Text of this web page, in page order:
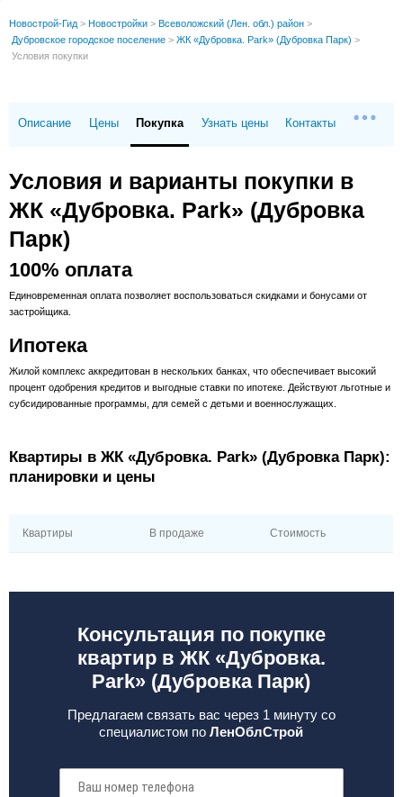
Новострой-Гид > Новостройки > Всеволожский (Лен. обл.) район >
Дубровское городское поселение > ЖК «Дубровка. Park» (Дубровка Парк) >
Условия покупки
Описание Цены Покупка Узнать цены Контакты
Условия и варианты покупки в
ЖК «Дубровка. Park» (Дубровка
Парк)
100% оплата
Единовременная оплата позволяет воспользоваться скидками и бонусами от
застройщика.
Ипотека
Жилой комплекс аккредитован в нескольких банках, что обеспечивает высокий
процент одобрения кредитов и выгодные ставки по ипотеке. Действуют льготные и
субсидированные программы, для семей с детьми и военнослужащих.
Квартиры в ЖК «Дубровка. Park» (Дубровка Парк):
планировки и цены
Квартиры В продаже Стоимость
Консультация по покупке
квартир в ЖК «Дубровка.
Park» (Дубровка Парк)
Предлагаем связать вас через 1 минуту со
специалистом поЛенОблСтрой